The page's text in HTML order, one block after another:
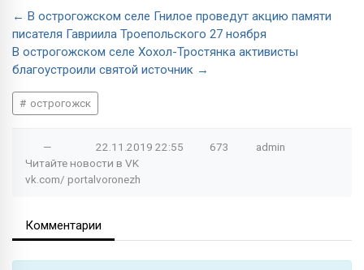
← В острогожском селе Гнилое проведут акцию памяти
писателя Гавриила Троепольского 27 ноября
В острогожском селе Хохол-Тростянка активисты
благоустроили святой источник →
острогожск
— 22.11.2019 22:55 673
admin
Читайте новости в VK
vk.com/ portalvoronezh
Комментарии